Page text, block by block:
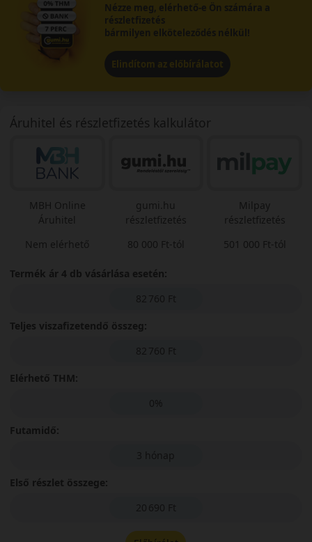
Nézze meg, elérhető-e Ön számára a
részletfizetés
bármilyen elköteleződés nélkül!
Elindítom az előbírálatot
Áruhitel és részletfizetés kalkulátor
MBH Online
Áruhitel
Nem elérhető
gumi.hu
részletfizetés
80 000 Ft-tól
Milpay
részletfizetés
501 000 Ft-tól
Termék ár 4 db vásárlása esetén:
82 760 Ft
Teljes viszafizetendő összeg:
82 760 Ft
Elérhető THM:
0%
Futamidő:
3 hónap
Első részlet összege:
20 690 Ft